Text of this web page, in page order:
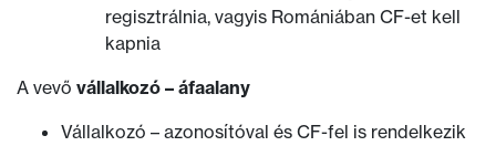
regisztrálnia, vagyis Romániában CF-et kell
kapnia
A vevő vállalkozó – áfaalany
Vállalkozó – azonosítóval és CF-fel is rendelkezik